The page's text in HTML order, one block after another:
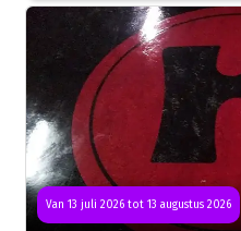
Van 13 juli 2026 tot 13 augustus 2026